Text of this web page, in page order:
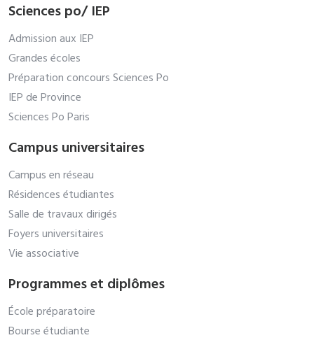
Sciences po/ IEP
Admission aux IEP
Grandes écoles
Préparation concours Sciences Po
IEP de Province
Sciences Po Paris
Campus universitaires
Campus en réseau
Résidences étudiantes
Salle de travaux dirigés
Foyers universitaires
Vie associative
Programmes et diplômes
École préparatoire
Bourse étudiante